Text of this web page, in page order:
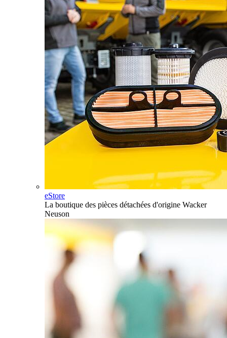
eStore
La boutique des pièces détachées d'origine Wacker
Neuson